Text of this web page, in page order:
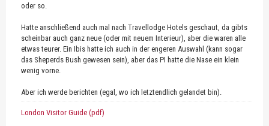
oder so.
Hatte anschließend auch mal nach Travellodge Hotels geschaut, da gibts
scheinbar auch ganz neue (oder mit neuem Interieur), aber die waren alle
etwas teurer. Ein Ibis hatte ich auch in der engeren Auswahl (kann sogar
das Sheperds Bush gewesen sein), aber das PI hatte die Nase ein klein
wenig vorne.
Aber ich werde berichten (egal, wo ich letztendlich gelandet bin).
London Visitor Guide (pdf)